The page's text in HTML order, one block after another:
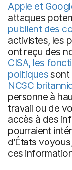
Apple et
attaques
publient des
activistes, les
ont reçu des
CISA, les
politiques sont
NCSC
personne à
travail ou de
accès à des
pourraient
d’États
ces